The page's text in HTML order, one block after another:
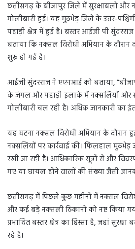
छत्तीसगढ़ के बीजापुर जिले में सुरक्षाबलों
गोलीबारी हुई। यह मुठभेड़ जिले के उत्तर-
पहाड़ी क्षेत्र में हुई है। बस्तर आईजी पी
बताया कि नक्सल विरोधी अभियान के दौरान
शुरू हो गई है।
आईजी सुंदरराज ने एएनआई को बताया,
के जंगल और पहाड़ी इलाके में नक्सलियों और
गोलीबारी चल रही है। अधिक जानकारी का
यह घटना नक्सल विरोधी अभियान के दौरान
नक्सलियों पर कार्रवाई की। फिलहाल मुठभेड़
रखी जा रही है। आधिकारिक सूत्रों से और
गए या घायल होने वालों की संख्या जैसी
छत्तीसगढ़ में पिछले कुछ महीनों में नक्सल
और कई बड़े नक्सली ठिकानों को नष्ट किया
प्रभावित बस्तर क्षेत्र का हिस्सा है, जहां
रहे हैं।